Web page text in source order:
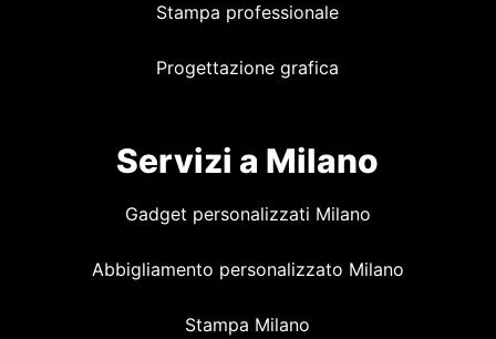
Stampa professionale
Progettazione grafica
Servizi a Milano
Gadget personalizzati Milano
Abbigliamento personalizzato Milano
Stampa Milano